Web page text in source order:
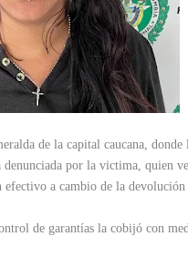
de la capital caucana, donde
por la victima, quien
a cambio de la devolución
de garantías la cobijó con